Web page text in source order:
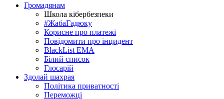
Громадянам
Школа кібербезпеки
#ЖабаГадюку
Корисне про платежі
Повідомити про інцидент
BlackList EMA
Білий список
Глосарій
Здолай шахрая
Політика приватності
Переможцi